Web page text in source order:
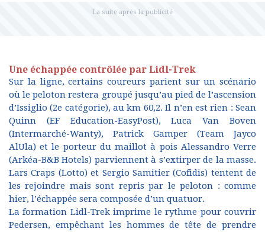
Une échappée contrôlée par Lidl-Trek
Sur la ligne, certains coureurs parient sur un scénario
où le peloton restera groupé jusqu’au pied de l’ascension
d’Issiglio (2e catégorie), au km 60,2. Il n’en est rien : Sean
Quinn (EF Education-EasyPost), Luca Van Boven
(Intermarché-Wanty), Patrick Gamper (Team Jayco
AlUla) et le porteur du maillot à pois Alessandro Verre
(Arkéa-B&B Hotels) parviennent à s’extirper de la masse.
Lars Craps (Lotto) et Sergio Samitier (Cofidis) tentent de
les rejoindre mais sont repris par le peloton : comme
hier, l’échappée sera composée d’un quatuor.
La formation Lidl-Trek imprime le rythme pour couvrir
Pedersen, empêchant les hommes de tête de prendre